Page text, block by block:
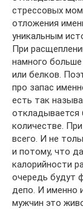
стрессовых
отложения
уникальным
При
намного больше
или белков.
про запас
есть так
откладывается
количестве.
всего. И не
и потому, что
калорийности
очередь будут
депо. И именно
мужчин это